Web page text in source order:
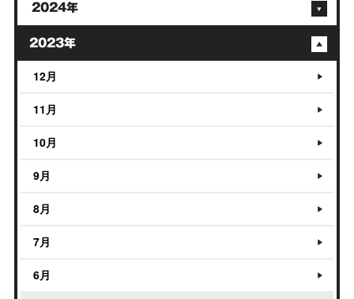
2024年
2023年
12月
11月
10月
9月
8月
7月
6月